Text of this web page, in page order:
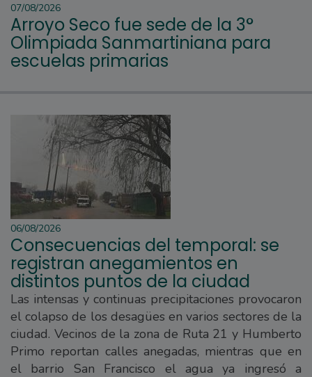
07/08/2026
Arroyo Seco fue sede de la 3°
Olimpiada Sanmartiniana para
escuelas primarias
06/08/2026
Consecuencias del temporal: se
registran anegamientos en
distintos puntos de la ciudad
Las intensas y continuas precipitaciones provocaron
el colapso de los desagües en varios sectores de la
ciudad. Vecinos de la zona de Ruta 21 y Humberto
Primo reportan calles anegadas, mientras que en
el barrio San Francisco el agua ya ingresó a